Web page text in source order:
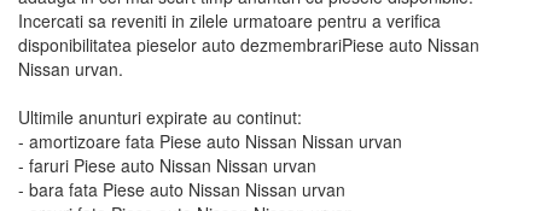
Incercati sa reveniti in zilele urmatoare pentru a verifica
disponibilitatea pieselor auto dezmembrariPiese auto Nissan
Nissan urvan.
Ultimile anunturi expirate au continut:
- amortizoare fata Piese auto Nissan Nissan urvan
- faruri Piese auto Nissan Nissan urvan
- bara fata Piese auto Nissan Nissan urvan